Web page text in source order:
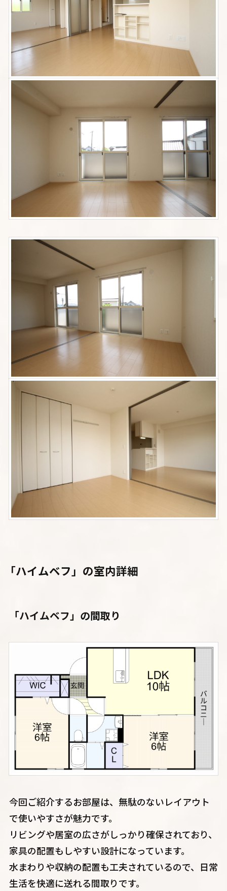
「ハイムベフ」の室内詳細
「ハイムベフ」の間取り
今回ご紹介するお部屋は、無駄のないレイアウト
で使いやすさが魅力です。
リビングや居室の広さがしっかり確保されており、
家具の配置もしやすい設計になっています。
水まわりや収納の配置も工夫されているので、日常
生活を快適に送れる間取りです。